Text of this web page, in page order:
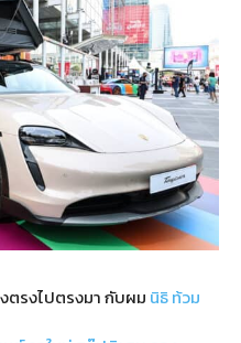
งตรงไปตรงมา กับผม นิธิ ท้วม